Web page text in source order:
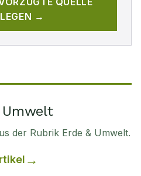
→
Umwelt
der Rubrik Erde & Umwelt.